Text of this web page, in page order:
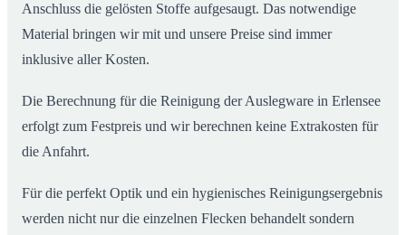
Anschluss die gelösten Stoffe aufgesaugt. Das notwendige
Material bringen wir mit und unsere Preise sind immer
inklusive aller Kosten.
Die Berechnung für die Reinigung der Auslegware in Erlensee
erfolgt zum Festpreis und wir berechnen keine Extrakosten für
die Anfahrt.
Für die perfekt Optik und ein hygienisches Reinigungsergebnis
werden nicht nur die einzelnen Flecken behandelt sondern